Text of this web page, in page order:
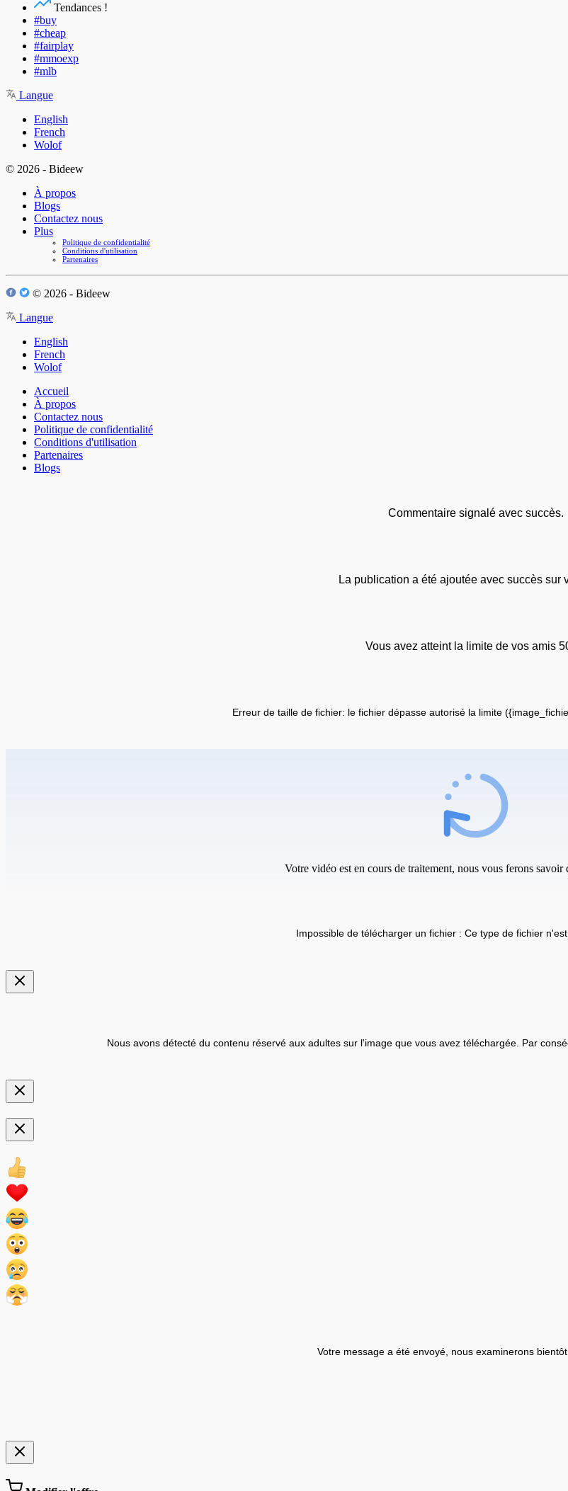
Tendances !
#buy
#cheap
#fairplay
#mmoexp
#mlb
Langue
English
French
Wolof
© 2026 - Bideew
À propos
Blogs
Contactez nous
Plus
Politique de confidentialité
Conditions d'utilisation
Partenaires
© 2026 - Bideew
Langue
English
French
Wolof
Accueil
À propos
Contactez nous
Politique de confidentialité
Conditions d'utilisation
Partenaires
Blogs
Commentaire signalé avec succès.
La publication a été ajoutée avec succès sur
Vous avez atteint la limite de vos amis
Erreur de taille de fichier: le fichier dépasse autorisé la limite
Votre vidéo est en cours de traitement, nous vous ferons savoir
Impossible de télécharger un fichier : Ce type de fichier
Nous avons détecté du contenu réservé aux adultes sur l'image que vous avez téléchargée. Par
Votre message a été envoyé, nous examinerons